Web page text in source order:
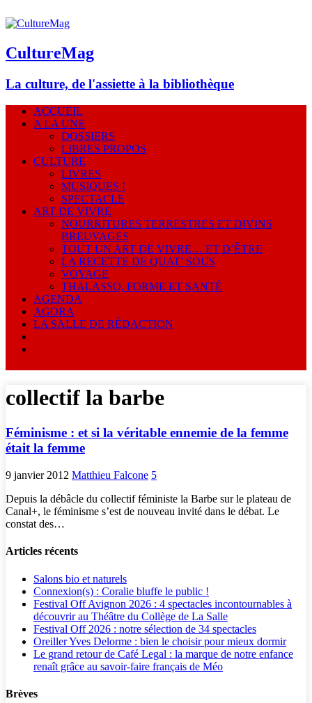
CultureMag
La culture, de l'assiette à la bibliothèque
ACCUEIL
A LA UNE
DOSSIERS
LIBRES PROPOS
CULTURE
LIVRES
MUSIQUES !
SPECTACLE
ART DE VIVRE
NOURRITURES TERRESTRES ET DIVINS
BREUVAGES
TOUT UN ART DE VIVRE… ET D’ÊTRE
LA RECETTE DE QUAT’ SOUS
VOYAGE
THALASSO, FORME ET SANTÉ
AGENDA
AGORA
LA SALLE DE RÉDACTION
collectif la barbe
Féminisme : et si la véritable ennemie de la femme
était la femme
9 janvier 2012 Matthieu Falcone 5
Depuis la débâcle du collectif féministe la Barbe sur le plateau de
Canal+, le féminisme s’est de nouveau invité dans le débat. Le
constat des…
Articles récents
Salons bio et naturels
Connexion(s) : Coralie bluffe le public !
Festival Off Avignon 2026 : 4 spectacles incontournables à
découvrir au Théâtre du Collège de La Salle
Festival Off 2026 : notre sélection de 34 spectacles
Oreiller Yves Delorme : bien le choisir pour mieux dormir
Le grand retour de Café Legal : la marque de notre enfance
renaît grâce au savoir-faire français de Méo
Brèves